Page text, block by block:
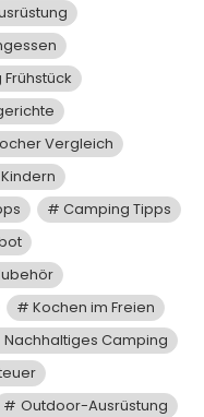
Vergleich
Camping Tipps
Kochen im Freien
Nachhaltiges Camping
Outdoor-Ausrüstung